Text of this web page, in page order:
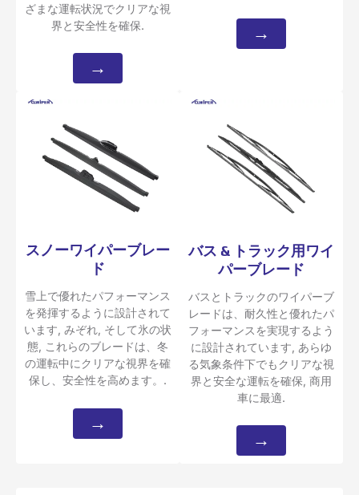
ざまな運転状況でクリアな視
界と安全性を確保.
→
→
スノーワイパーブレー
ド
雪上で優れたパフォーマンス
を発揮するように設計されて
います, みぞれ, そして氷の状
態, これらのブレードは、冬
の運転中にクリアな視界を確
保し、安全性を高めます。.
→
バス & トラック用ワイ
パーブレード
バスとトラックのワイパーブ
レードは、耐久性と優れたパ
フォーマンスを実現するよう
に設計されています, あらゆ
る気象条件下でもクリアな視
界と安全な運転を確保, 商用
車に最適.
→